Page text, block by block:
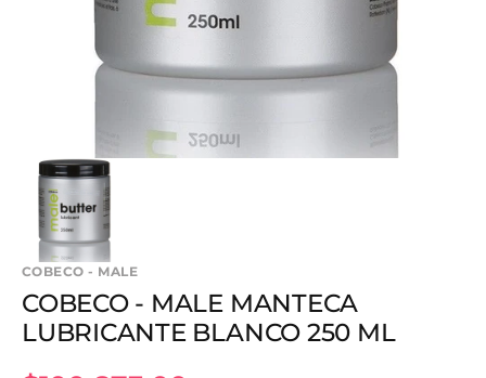
COBECO - MALE
COBECO - MALE MANTECA
LUBRICANTE BLANCO 250 ML